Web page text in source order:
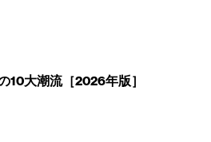
10大潮流［2026年版］